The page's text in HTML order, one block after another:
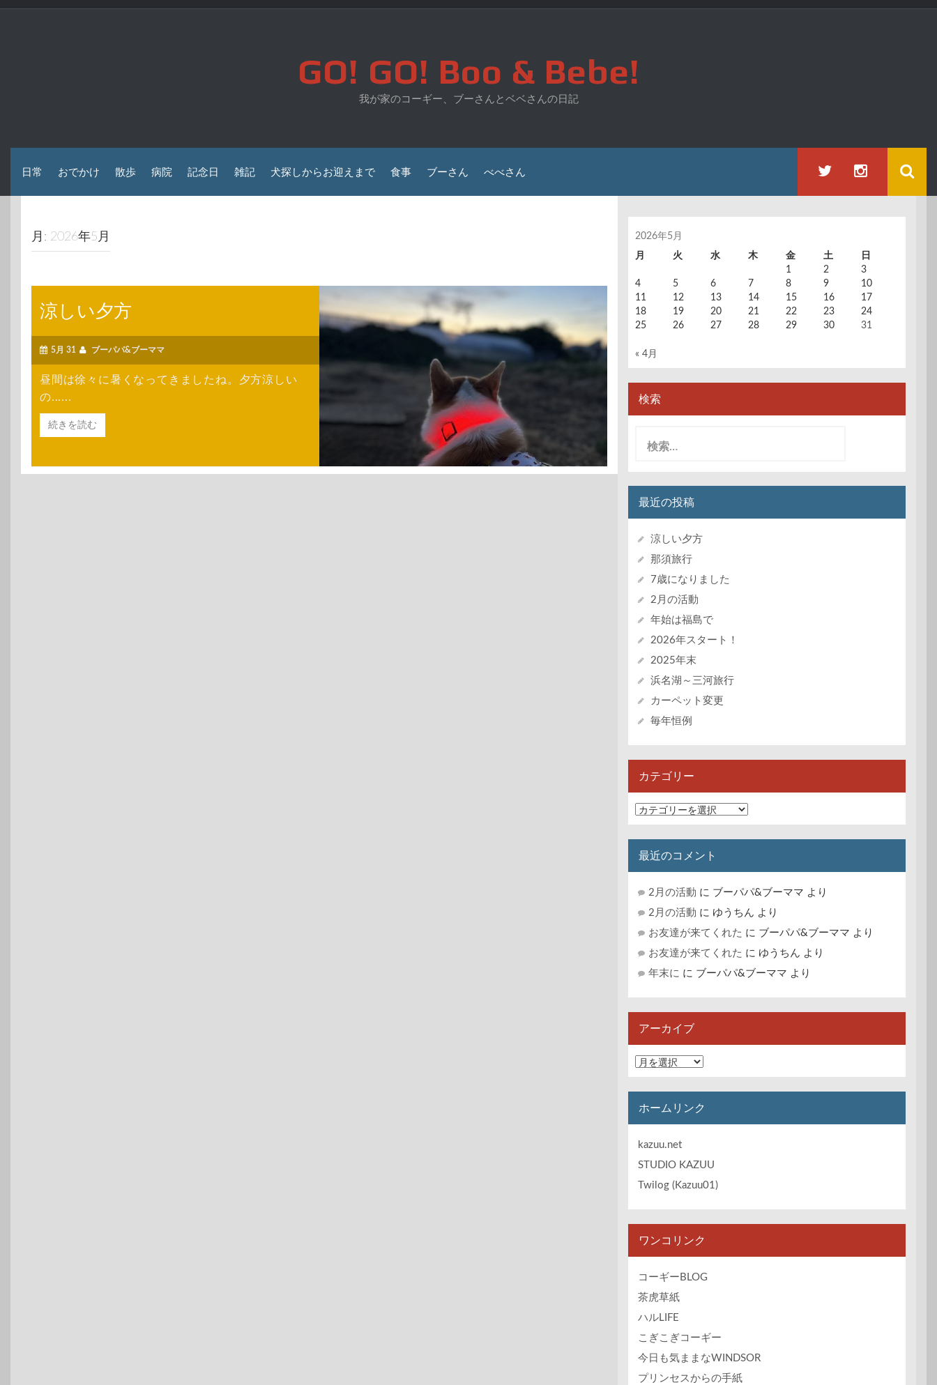
コ
GO! GO! Boo & Bebe!
我が家のコーギー、ブーさんとベベさんの日記
日常 おでかけ 散歩 病院 記念日 雑記 犬探しからお迎えまで 食事 ブーさん べべさん
月: 2026年5月
涼しい夕方
5月 31 ブーパパ&ブーママ
昼間は徐々に暑くなってきましたね。夕方涼しい
の......
続きを読む
2026年5月
月
火 水 木 金 土
日
1
2
3
4
5 6 7 8 9
10
11
12 13 14 15 16
17
18
19 20 21 22 23
24
25
26 27 28 29 30 31
« 4月
検索
最近の投稿
涼しい夕方
那須旅行
7歳になりました
2月の活動
年始は福島で
2026年スタート！
2025年末
浜名湖～三河旅行
カーペット変更
毎年恒例
カテゴリー
カ
テ
ゴ
リ
最近のコメント
2月の活動 に ブーパパ&ブーママ より
2月の活動 に ゆうちん より
お友達が来てくれた に ブーパパ&ブーママ より
お友達が来てくれた に ゆうちん より
年末に に ブーパパ&ブーママ より
アーカイブ
ア
ー
カ
イ
ホームリンク
kazuu.net
STUDIO KAZUU
Twilog (Kazuu01)
ワンコリンク
コーギーBLOG
茶虎草紙
ハルLIFE
こぎこぎコーギー
今日も気ままなWINDSOR
プリンセスからの手紙